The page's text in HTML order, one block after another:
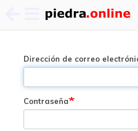
contenido
principal
Dirección de correo
Contraseña